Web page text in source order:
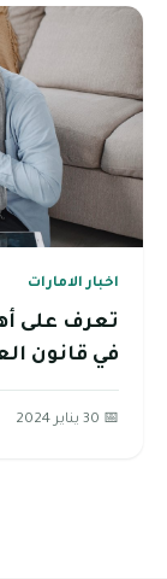
اخبار الامارات
تعرف على
في قانون
📅 30 يناير 2024